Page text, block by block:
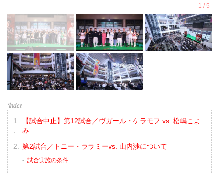
【試合中止】第12試合／ヴガール・ケラモフ vs. 松嶋こよ
み
第2試合／トニー・ララミーvs. 山内渉について
試合実施の条件